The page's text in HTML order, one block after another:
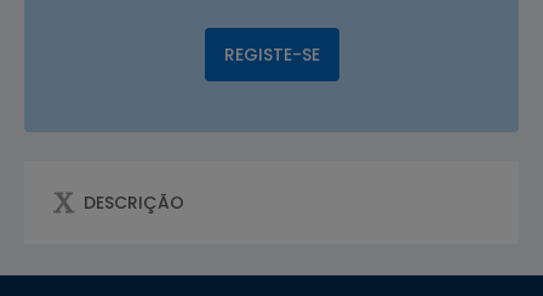
REGISTE-SE
DESCRIÇÃO